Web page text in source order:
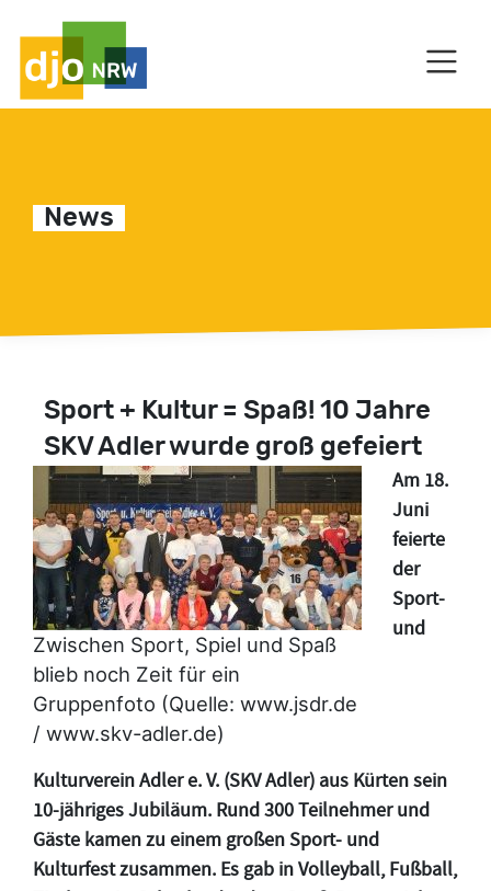
News
Sport + Kultur = Spaß! 10 Jahre
SKV Adler wurde groß gefeiert
Zwischen Sport, Spiel und Spaß
blieb noch Zeit für ein
Gruppenfoto (Quelle: www.jsdr.de
/ www.skv-adler.de)
Am 18.
Juni
feierte
der
Sport-
und
Kulturverein Adler e. V. (SKV Adler) aus Kürten sein
10-jähriges Jubiläum. Rund 300 Teilnehmer und
Gäste kamen zu einem großen Sport- und
Kulturfest zusammen. Es gab in Volleyball, Fußball,